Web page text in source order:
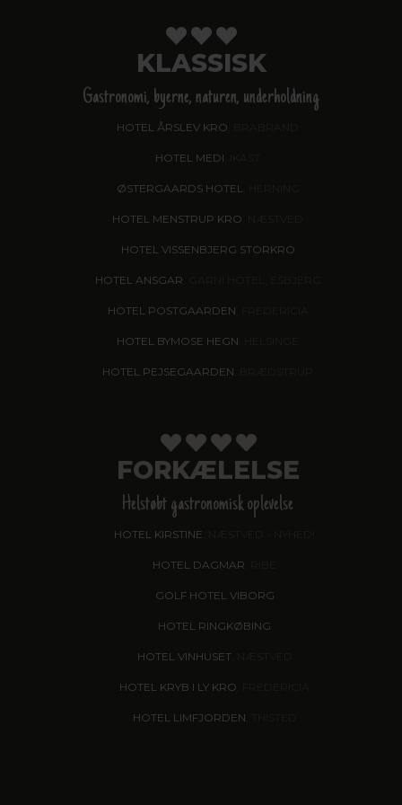
KLASSISK
Gastronomi, byerne, naturen, underholdning
HOTEL ÅRSLEV KRO
HOTEL MEDI
ØSTERGAARDS HOTEL, HERNING
HOTEL MENSTRUP KRO
HOTEL VISSENBJERG STORKRO
HOTEL ANSGAR
HOTEL POSTGAARDEN
HOTEL BYMOSE HEGN
HOTEL PEJSEGAARDEN
FORKÆLELSE
Helstøbt gastronomisk oplevelse
HOTEL KIRSTINE
HOTEL DAGMAR
GOLF HOTEL VIBORG
HOTEL RINGKØBING
HOTEL VINHUSET, NÆSTVED
HOTEL KRYB I LY KRO
HOTEL LIMFJORDEN